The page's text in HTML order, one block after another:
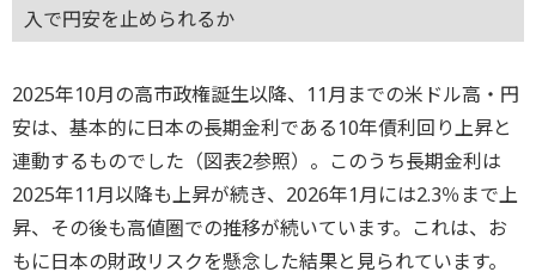
入で円安を止められるか
2025年10月の高市政権誕生以降、11月までの米ドル高・円
安は、基本的に日本の長期金利である10年債利回り上昇と
連動するものでした（図表2参照）。このうち長期金利は
2025年11月以降も上昇が続き、2026年1月には2.3％まで上
昇、その後も高値圏での推移が続いています。これは、お
もに日本の財政リスクを懸念した結果と見られています。